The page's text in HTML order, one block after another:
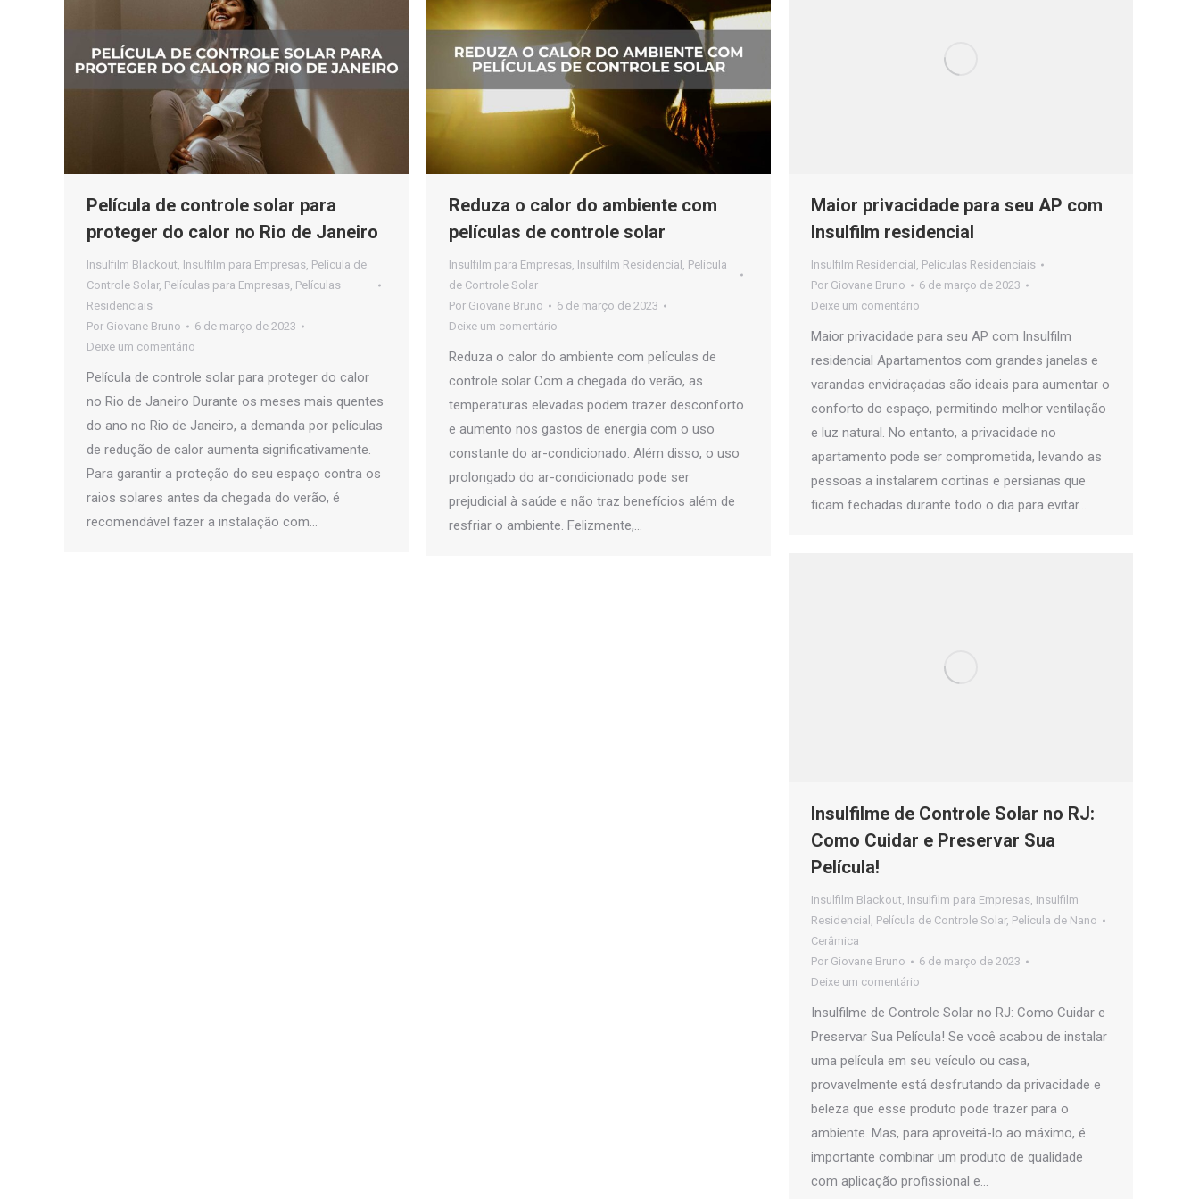
Película de controle solar para
proteger do calor no Rio de Janeiro
Insulfilm Blackout, Insulfilm para Empresas, Película de
Controle Solar, Películas para Empresas, Películas
Residenciais
Por Giovane Bruno
6 de março de 2023
Deixe um comentário
Película de controle solar para proteger do calor
no Rio de Janeiro Durante os meses mais quentes
do ano no Rio de Janeiro, a demanda por películas
de redução de calor aumenta significativamente.
Para garantir a proteção do seu espaço contra os
raios solares antes da chegada do verão, é
recomendável fazer a instalação com…
Reduza o calor do ambiente com
películas de controle solar
Insulfilm para Empresas, Insulfilm Residencial , Película
de Controle Solar
Por Giovane Bruno
6 de março de 2023
Deixe um comentário
Reduza o calor do ambiente com películas de
controle solar Com a chegada do verão, as
temperaturas elevadas podem trazer desconforto
e aumento nos gastos de energia com o uso
constante do ar-condicionado. Além disso, o uso
prolongado do ar-condicionado pode ser
prejudicial à saúde e não traz benefícios além de
resfriar o ambiente. Felizmente,…
Maior privacidade para seu AP com
Insulfilm residencial
Insulfilm Residencial , Películas Residenciais
Por Giovane Bruno
6 de março de 2023
Deixe um comentário
Maior privacidade para seu AP com Insulfilm
residencial Apartamentos com grandes janelas e
varandas envidraçadas são ideais para aumentar o
conforto do espaço, permitindo melhor ventilação
e luz natural. No entanto, a privacidade no
apartamento pode ser comprometida, levando as
pessoas a instalarem cortinas e persianas que
ficam fechadas durante todo o dia para evitar…
Insulfilme de Controle Solar no RJ:
Como Cuidar e Preservar Sua
Película!
Insulfilm Blackout, Insulfilm para Empresas, Insulfilm
Residencial , Película de Controle Solar, Película de Nano
Cerâmica
Por Giovane Bruno
6 de março de 2023
Deixe um comentário
Insulfilme de Controle Solar no RJ: Como Cuidar e
Preservar Sua Película! Se você acabou de instalar
uma película em seu veículo ou casa,
provavelmente está desfrutando da privacidade e
beleza que esse produto pode trazer para o
ambiente. Mas, para aproveitá-lo ao máximo, é
importante combinar um produto de qualidade
com aplicação profissional e…